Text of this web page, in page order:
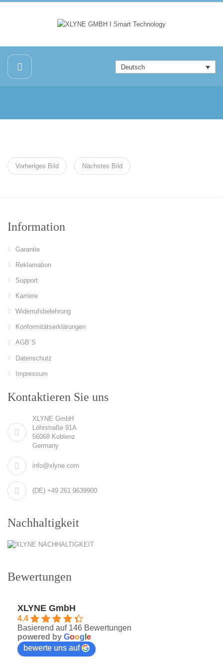
Deutsch
Vorheriges Bild Nächstes Bild
Information
Garantie
Reklamation
Support
Karriere
Widerrufsbelehrung
Konformitätserklärungen
AGB´S
Datenschutz
Impressum
Kontaktieren Sie uns
XLYNE GmbH
Löhrstraße 91A
56068 Koblenz
Germany
info@xlyne.com
(DE) +49 261 9639900
Nachhaltigkeit
Bewertungen
XLYNE GmbH
4.4
Basierend auf 146 Bewertungen
powered by Goog e
bewerte uns auf